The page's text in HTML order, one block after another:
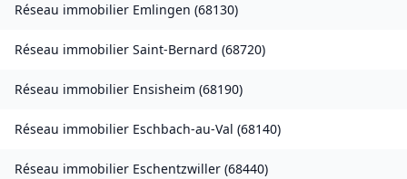
Réseau immobilier Emlingen (68130)
Réseau immobilier Saint-Bernard (68720)
Réseau immobilier Ensisheim (68190)
Réseau immobilier Eschbach-au-Val (68140)
Réseau immobilier Eschentzwiller (68440)